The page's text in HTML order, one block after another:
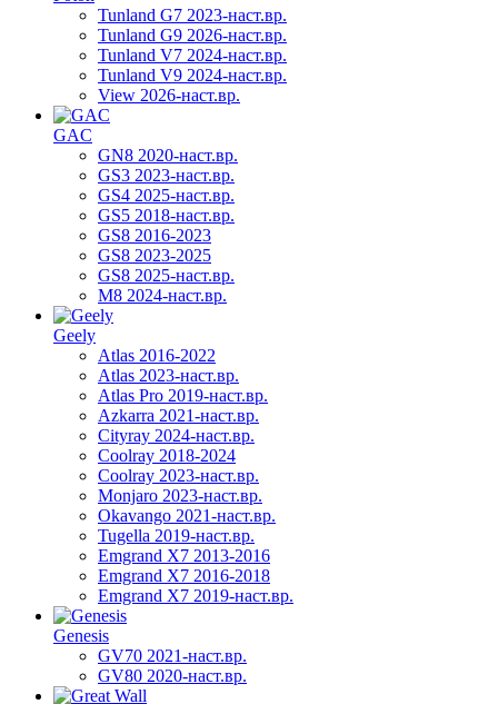
Tunland G7 2023-наст.вр.
Tunland G9 2026-наст.вр.
Tunland V7 2024-наст.вр.
Tunland V9 2024-наст.вр.
View 2026-наст.вр.
GAC
GN8 2020-наст.вр.
GS3 2023-наст.вр.
GS4 2025-наст.вр.
GS5 2018-наст.вр.
GS8 2016-2023
GS8 2023-2025
GS8 2025-наст.вр.
M8 2024-наст.вр.
Geely
Atlas 2016-2022
Atlas 2023-наст.вр.
Atlas Pro 2019-наст.вр.
Azkarra 2021-наст.вр.
Cityray 2024-наст.вр.
Coolray 2018-2024
Coolray 2023-наст.вр.
Monjaro 2023-наст.вр.
Okavango 2021-наст.вр.
Tugella 2019-наст.вр.
Emgrand Х7 2013-2016
Emgrand X7 2016-2018
Emgrand X7 2019-наст.вр.
Genesis
GV70 2021-наст.вр.
GV80 2020-наст.вр.